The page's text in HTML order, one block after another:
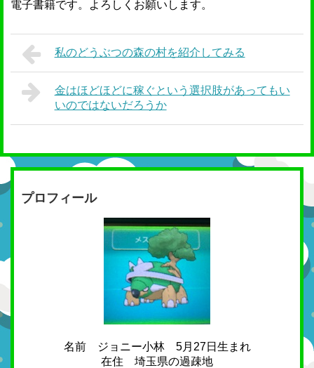
電子書籍です。よろしくお願いします。
私のどうぶつの森の村を紹介してみる
金はほどほどに稼ぐという選択肢があってもい
いのではないだろうか
プロフィール
名前 ジョニー小林 5月27日生まれ
在住 埼玉県の過疎地